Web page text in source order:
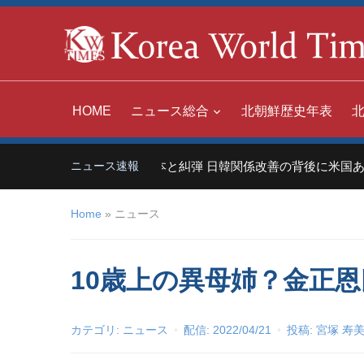
HOME ニュース総合 北朝鮮歴史年表
ニュース速報
界の嫌われ者」日本と糾弾 日韓関係改善の背後に米国あり
Home » ニュース
10歳上の異母姉？金正
カテゴリ: ニュース 配信: 2022/04/21 投稿: 宮塚 寿